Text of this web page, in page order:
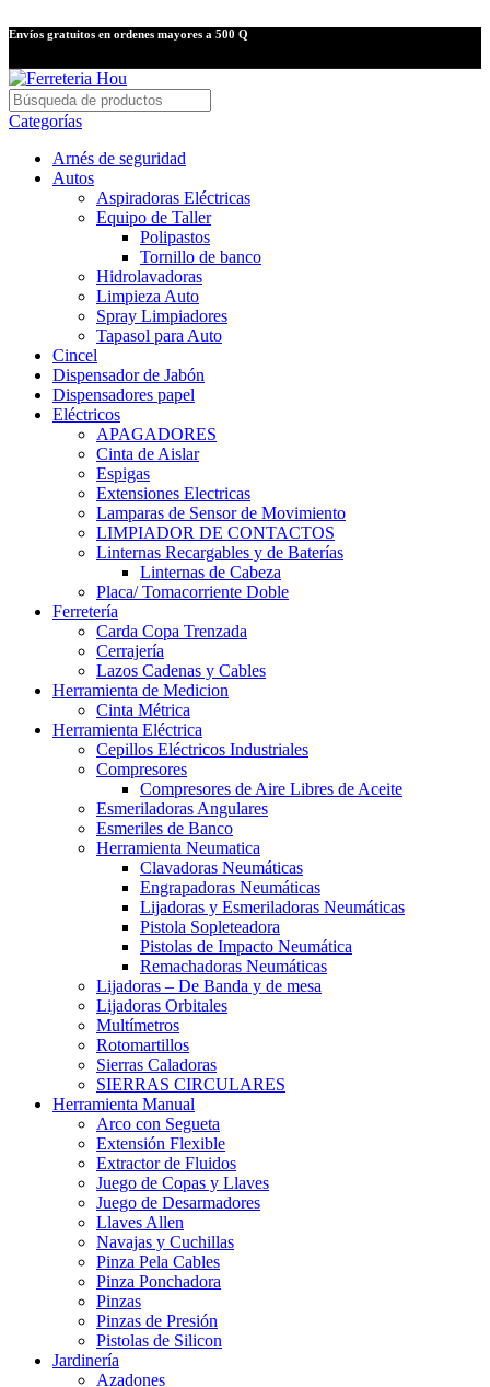
Envíos gratuitos en ordenes mayores a 500 Q
Categorías
Arnés de seguridad
Autos
Aspiradoras Eléctricas
Equipo de Taller
Polipastos
Tornillo de banco
Hidrolavadoras
Limpieza Auto
Spray Limpiadores
Tapasol para Auto
Cincel
Dispensador de Jabón
Dispensadores papel
Eléctricos
APAGADORES
Cinta de Aislar
Espigas
Extensiones Electricas
Lamparas de Sensor de Movimiento
LIMPIADOR DE CONTACTOS
Linternas Recargables y de Baterías
Linternas de Cabeza
Placa/ Tomacorriente Doble
Ferretería
Carda Copa Trenzada
Cerrajería
Lazos Cadenas y Cables
Herramienta de Medicion
Cinta Métrica
Herramienta Eléctrica
Cepillos Eléctricos Industriales
Compresores
Compresores de Aire Libres de Aceite
Esmeriladoras Angulares
Esmeriles de Banco
Herramienta Neumatica
Clavadoras Neumáticas
Engrapadoras Neumáticas
Lijadoras y Esmeriladoras Neumáticas
Pistola Sopleteadora
Pistolas de Impacto Neumática
Remachadoras Neumáticas
Lijadoras – De Banda y de mesa
Lijadoras Orbitales
Multímetros
Rotomartillos
Sierras Caladoras
SIERRAS CIRCULARES
Herramienta Manual
Arco con Segueta
Extensión Flexible
Extractor de Fluidos
Juego de Copas y Llaves
Juego de Desarmadores
Llaves Allen
Navajas y Cuchillas
Pinza Pela Cables
Pinza Ponchadora
Pinzas
Pinzas de Presión
Pistolas de Silicon
Jardinería
Azadones